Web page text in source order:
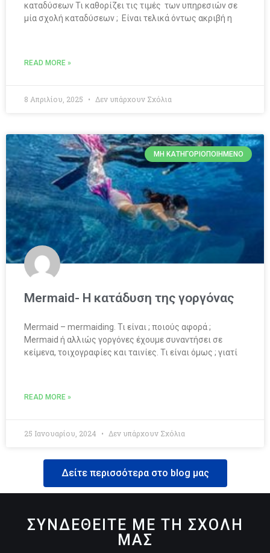
καταδύσεων Τι καθορίζει τις τιμές των υπηρεσιών σε
μία σχολή καταδύσεων ; Είναι τελικά όντως ακριβή η
READ MORE »
8 Απριλίου, 2025 Δεν υπάρχουν Σχόλια
ΜΗ ΚΑΤΗΓΟΡΙΟΠΟΙΗΜΈΝΟ
Mermaid- Η κατάδυση της γοργόνας
Mermaid – mermaiding. Τι είναι ; ποιούς αφορά ;
Mermaid ή αλλιώς γοργόνες έχουμε συναντήσει σε
κείμενα, τοιχογραφίες και ταινίες. Τι είναι όμως ; γιατί
READ MORE »
25 Ιανουαρίου, 2024 Δεν υπάρχουν Σχόλια
Δείτε περισσότερα στο blog μας
ΣΥΝΔΕΘΕΙΤΕ ΜΕ ΤΗ ΣΧΟΛΗ
ΜΑΣ